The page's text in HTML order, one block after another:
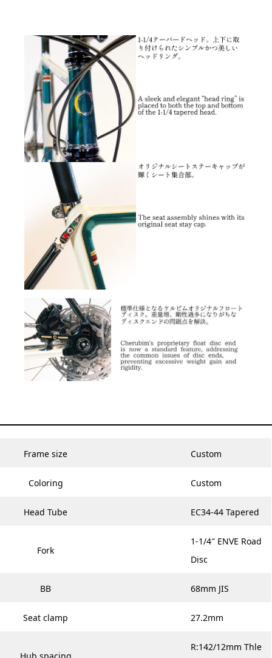
Frame size Custom
Coloring Custom
Head Tube EC34-44 Tapered
Fork
1-1/4″ ENVE Road
Disc
BB 68mm JIS
Seat clamp 27.2mm
R:142/12mm Thle